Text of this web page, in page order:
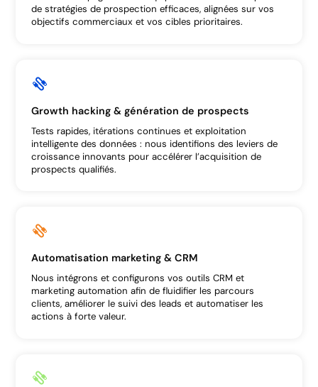
de stratégies de prospection efficaces, alignées sur vos
objectifs commerciaux et vos cibles prioritaires.
Growth hacking & génération de prospects
Tests rapides, itérations continues et exploitation
intelligente des données : nous identifions des leviers de
croissance innovants pour accélérer l’acquisition de
prospects qualifiés.
Automatisation marketing & CRM
Nous intégrons et configurons vos outils CRM et
marketing automation afin de fluidifier les parcours
clients, améliorer le suivi des leads et automatiser les
actions à forte valeur.